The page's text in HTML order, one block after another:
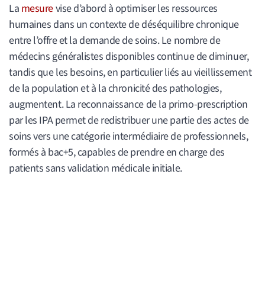
La mesurevise d’abord à optimiser les ressources
humaines dans un contexte de déséquilibre chronique
entre l’offre et la demande de soins. Le nombre de
médecins généralistes disponibles continue de diminuer,
tandis que les besoins, en particulier liés au vieillissement
de la population et à la chronicité des pathologies,
augmentent. La reconnaissance de la primo-prescription
par les IPA permet de redistribuer une partie des actes de
soins vers une catégorie intermédiaire de professionnels,
formés à bac+5, capables de prendre en charge des
patients sans validation médicale initiale.